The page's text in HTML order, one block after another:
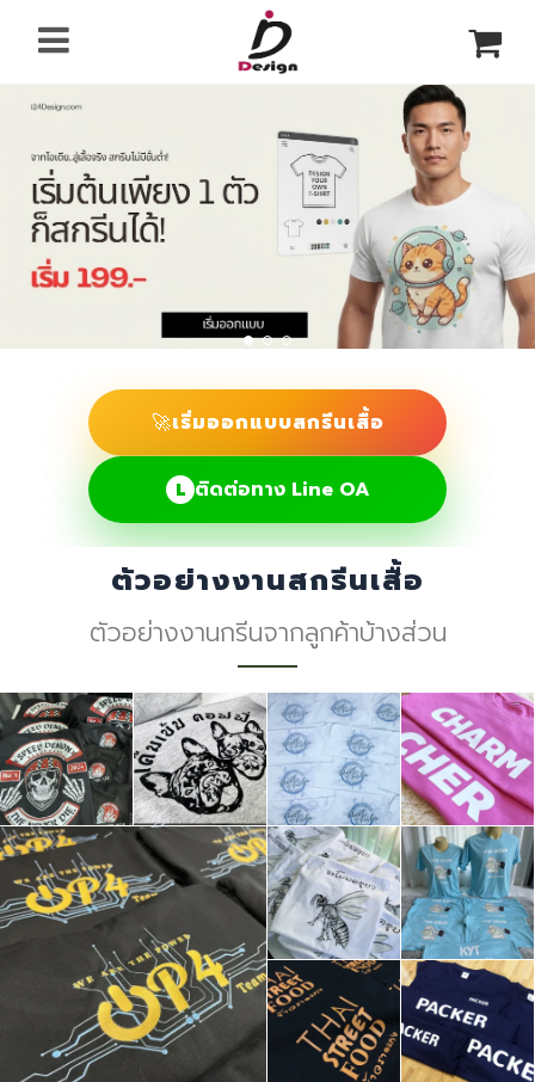
🚀เริ่มออกแบบสกรีนเสื้อ
L ติดต่อทาง Line OA
ตัวอย่างงานสกรีนเสื้อ
ตัวอย่างงานกรีนจากลูกค้าบ้างส่วน